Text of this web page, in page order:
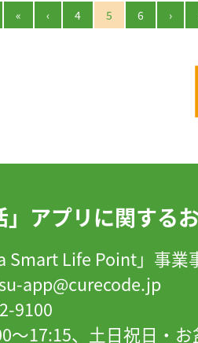
« ‹ 4 5 6 ›
」アプリに関する
Smart Life Point」事業
app@curecode.jp
9100
～17:15、土日祝日・